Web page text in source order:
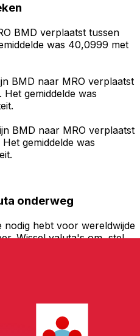
BMD verplaatst tussen
was 40,0999 met
BMD naar MRO verplaatst
gemiddelde was
BMD naar MRO verplaatst
gemiddelde was
onderweg
nodig hebt voor wereldwijde
Wissel valuta's om, stel